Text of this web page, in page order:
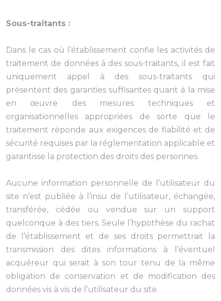
Sous-traitants :
Dans le cas où l’établissement confie les activités de
traitement de données à des sous-traitants, il est fait
uniquement appel à des sous-traitants qui
présentent des garanties suffisantes quant à la mise
en œuvre des mesures techniques et
organisationnelles appropriées de sorte que le
traitement réponde aux exigences de fiabilité et de
sécurité requises par la réglementation applicable et
garantisse la protection des droits des personnes.
Aucune information personnelle de l’utilisateur du
site n’est publiée à l’insu de l’utilisateur, échangée,
transférée, cédée ou vendue sur un support
quelconque à des tiers. Seule l’hypothèse du rachat
de l’établissement et de ses droits permettrait la
transmission des dites informations à l’éventuel
acquéreur qui serait à son tour tenu de la même
obligation de conservation et de modification des
données vis à vis de l’utilisateur du site.